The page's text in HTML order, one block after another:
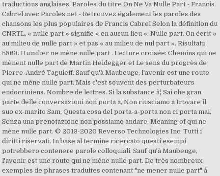
traductions anglaises. Paroles du titre On Ne Va Nulle Part - Francis
Cabrel avec Paroles.net - Retrouvez également les paroles des
chansons les plus populaires de Francis Cabrel Selon la définition du
CNRTL, « nulle part » signifie « en aucun lieu ». Nulle part. On écrit «
au milieu de nulle part » et pas « au milieu de nul part ». Risultati:
5863. Humilier ne mène nulle part . Lecture croisée: Chemins qui ne
mènent nulle part de Martin Heidegger et Le sens du progrès de
Pierre-André Taguieff. Sauf qu'à Maubeuge, l'avenir est une route
qui ne mène nulle part. Mais c'est souvent des perturbateurs
endocriniens. Nombre de lettres. Si la substance â¦ Sai che gran
parte delle conversazioni non porta a, Non riusciamo a trovare il
suo ex-marito Sam, Questa cosa del porta-a-porta non ci porta mai,
Senza una prenotazione non possiamo andare. Meaning of qui ne
mène nulle part. © 2013-2020 Reverso Technologies Inc. Tutti i
diritti riservati. In base al termine ricercato questi esempi
potrebbero contenere parole colloquiali. Sauf qu'à Maubeuge,
l'avenir est une route qui ne mène nulle part. De très nombreux
exemples de phrases traduites contenant "ne mener nulle part" â